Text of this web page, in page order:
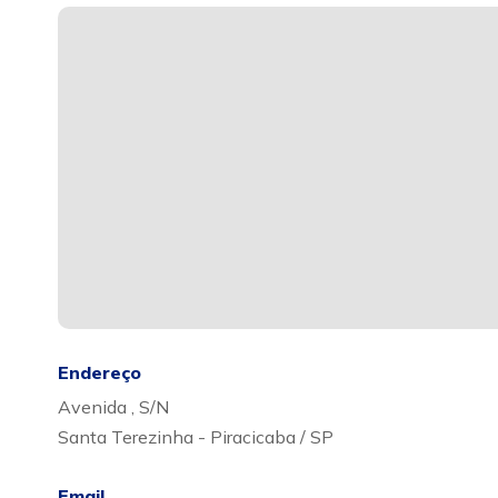
Endereço
Avenida , S/N
Santa Terezinha - Piracicaba / SP